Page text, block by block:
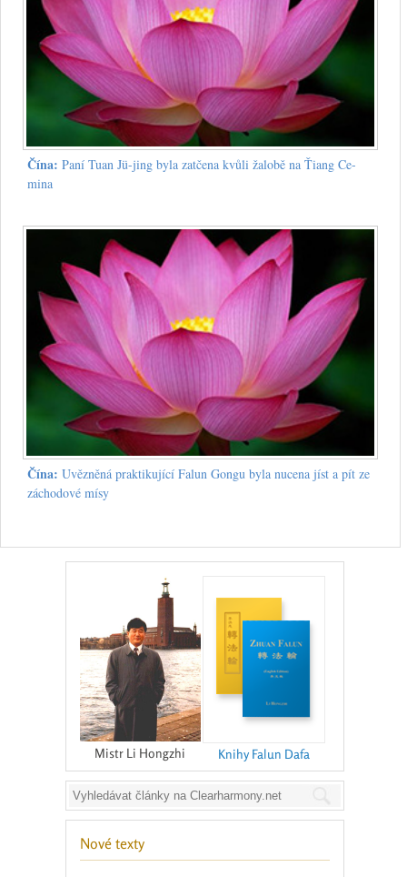
Čína: Paní Tuan Jü-jing byla zatčena kvůli žalobě na Ťiang Ce-
mina
Čína: Uvězněná praktikující Falun Gongu byla nucena jíst a pít ze
záchodové mísy
Mistr Li Hongzhi Knihy Falun Dafa
Nové texty